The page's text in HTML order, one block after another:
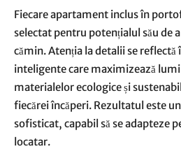
Fiecare apartament inclus în
selectat pentru potențialul său de
cămin. Atenția la detalii se
inteligente care maximizează
materialelor ecologice și
fiecărei încăperi. Rezultatul este
sofisticat, capabil să se adapteze
locatar.